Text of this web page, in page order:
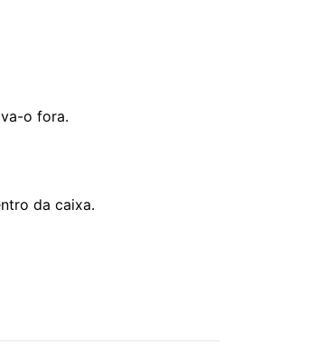
o fora.
da caixa.